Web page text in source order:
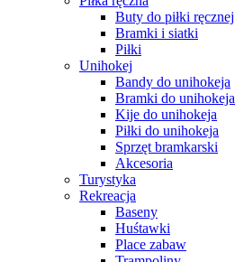
Buty do piłki ręcznej
Bramki i siatki
Piłki
Unihokej
Bandy do unihokeja
Bramki do unihokeja
Kije do unihokeja
Piłki do unihokeja
Sprzęt bramkarski
Akcesoria
Turystyka
Rekreacja
Baseny
Huśtawki
Place zabaw